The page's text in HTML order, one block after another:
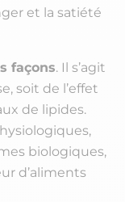
et la satiété
façons. Il s’agit
soit de l’effet
de lipides.
biologiques,
d’aliments